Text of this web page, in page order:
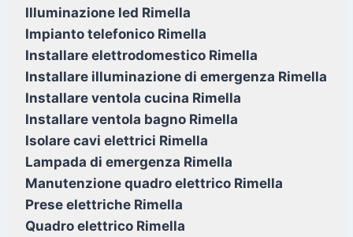
Illuminazione led Rimella
Impianto telefonico Rimella
Installare elettrodomestico Rimella
Installare illuminazione di emergenza Rimella
Installare ventola cucina Rimella
Installare ventola bagno Rimella
Isolare cavi elettrici Rimella
Lampada di emergenza Rimella
Manutenzione quadro elettrico Rimella
Prese elettriche Rimella
Quadro elettrico Rimella